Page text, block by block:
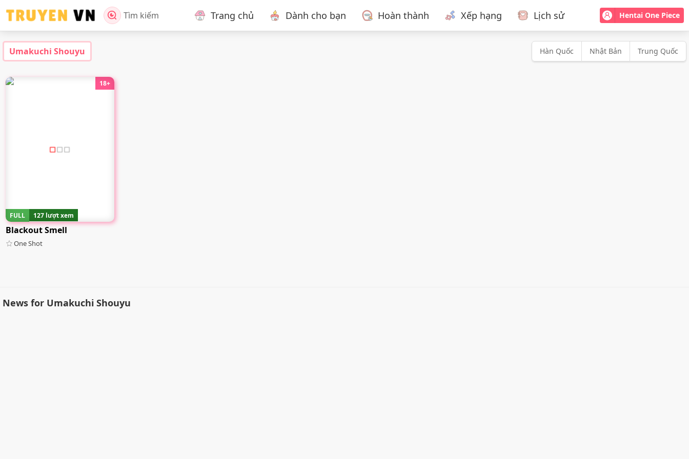
Tìm kiếm Hentai One Piece
Trang chủ Dành cho bạn Hoàn thành Xếp hạng Lịch sử
Umakuchi Shouyu Hàn Quốc Nhật Bản Trung Quốc
18+
FULL 127 lượt xem
Blackout Smell
One Shot
News for Umakuchi Shouyu